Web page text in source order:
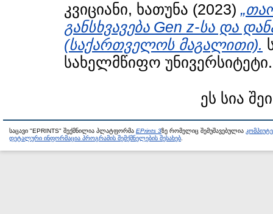
კვიციანი, ხათუნა (2023)
განსხვავება Gen z-სა და
(საქართველოს მაგალითი).
სახელმწიფო უნივერსიტეტი.
ეს სია
საცავი "EPRINTS" შექმნილია პლატფორმა EPrints 3ზე რომელიც შემუშავებულია
დეტალური ინფორმაცია პროგრამის შემქმნელების შესახებ